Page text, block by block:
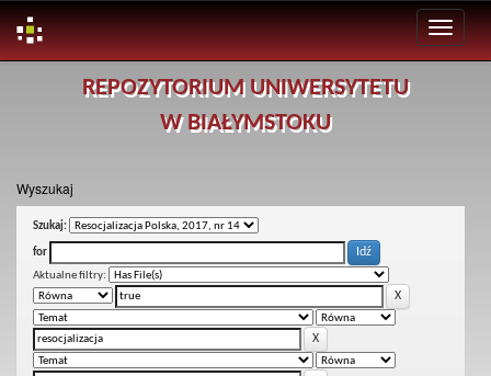
REPOZYTORIUM UNIWERSYTETU
W BIAŁYMSTOKU
Wyszukaj
Szukaj:
for
Aktualne filtry: